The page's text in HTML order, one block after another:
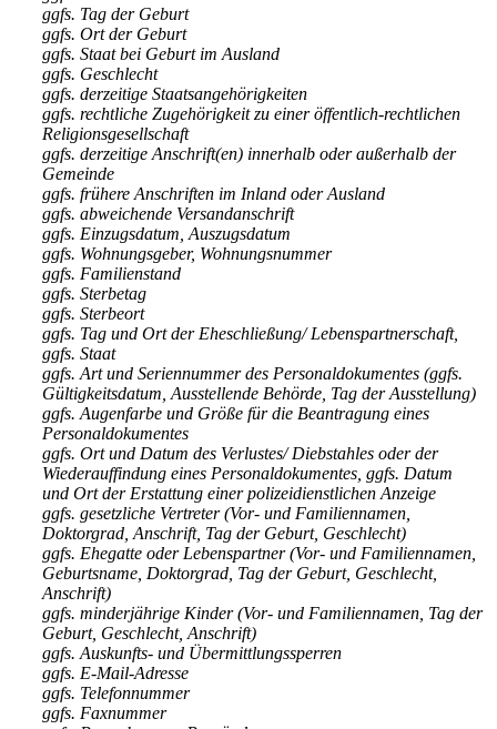
ggfs. Tag der Geburt
ggfs. Ort der Geburt
ggfs. Staat bei Geburt im Ausland
ggfs. Geschlecht
ggfs. derzeitige Staatsangehörigkeiten
ggfs. rechtliche Zugehörigkeit zu einer öffentlich-rechtlichen
Religionsgesellschaft
ggfs. derzeitige Anschrift(en) innerhalb oder außerhalb der
Gemeinde
ggfs. frühere Anschriften im Inland oder Ausland
ggfs. abweichende Versandanschrift
ggfs. Einzugsdatum, Auszugsdatum
ggfs. Wohnungsgeber, Wohnungsnummer
ggfs. Familienstand
ggfs. Sterbetag
ggfs. Sterbeort
ggfs. Tag und Ort der Eheschließung/ Lebenspartnerschaft,
ggfs. Staat
ggfs. Art und Seriennummer des Personaldokumentes (ggfs.
Gültigkeitsdatum, Ausstellende Behörde, Tag der Ausstellung)
ggfs. Augenfarbe und Größe für die Beantragung eines
Personaldokumentes
ggfs. Ort und Datum des Verlustes/ Diebstahles oder der
Wiederauffindung eines Personaldokumentes, ggfs. Datum
und Ort der Erstattung einer polizeidienstlichen Anzeige
ggfs. gesetzliche Vertreter (Vor- und Familiennamen,
Doktorgrad, Anschrift, Tag der Geburt, Geschlecht)
ggfs. Ehegatte oder Lebenspartner (Vor- und Familiennamen,
Geburtsname, Doktorgrad, Tag der Geburt, Geschlecht,
Anschrift)
ggfs. minderjährige Kinder (Vor- und Familiennamen, Tag der
Geburt, Geschlecht, Anschrift)
ggfs. Auskunfts- und Übermittlungssperren
ggfs. E-Mail-Adresse
ggfs. Telefonnummer
ggfs. Faxnummer